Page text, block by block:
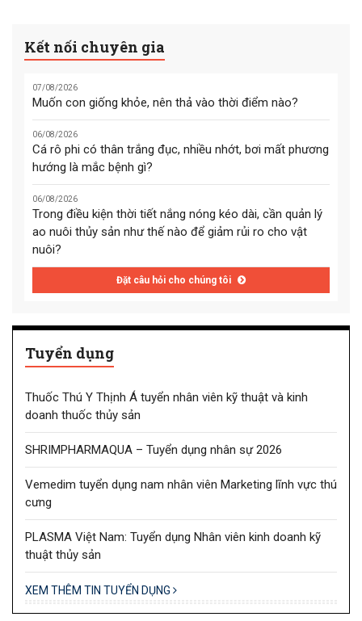
Kết nối chuyên gia
07/08/2026
Muốn con giống khỏe, nên thả vào thời điểm nào?
06/08/2026
Cá rô phi có thân trắng đục, nhiều nhớt, bơi mất phương
hướng là mắc bệnh gì?
06/08/2026
Trong điều kiện thời tiết nắng nóng kéo dài, cần quản lý
ao nuôi thủy sản như thế nào để giảm rủi ro cho vật
nuôi?
Đặt câu hỏi cho chúng tôi
Tuyển dụng
Thuốc Thú Y Thịnh Á tuyển nhân viên kỹ thuật và kinh
doanh thuốc thủy sản
SHRIMPHARMAQUA – Tuyển dụng nhân sự 2026
Vemedim tuyển dụng nam nhân viên Marketing lĩnh vực thú
cưng
PLASMA Việt Nam: Tuyển dụng Nhân viên kinh doanh kỹ
thuật thủy sản
XEM THÊM TIN TUYỂN DỤNG